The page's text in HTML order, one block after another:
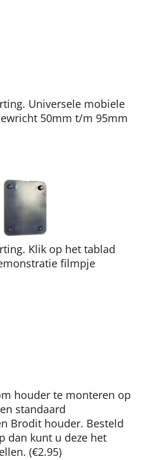
Universele mobiele
50mm t/m 95mm
Klik op het tablad
filmpje
houder te monteren op
standaard
Brodit houder. Besteld
dan kunt u deze het
(€2.95)